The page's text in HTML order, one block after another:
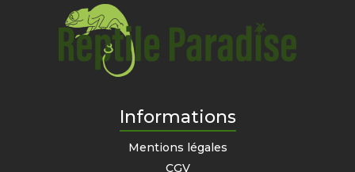
Informations
Mentions légales
CGV